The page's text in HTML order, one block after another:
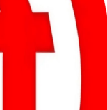
उनके निधन की सूचना